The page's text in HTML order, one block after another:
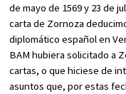
de mayo de 1569 y 23 de
carta de Zornoza
diplomático español en
BAM hubiera solicitado a
cartas, o que hiciese de
asuntos que, por estas